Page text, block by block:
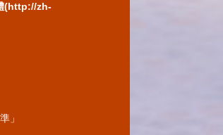
(http://zh-
」